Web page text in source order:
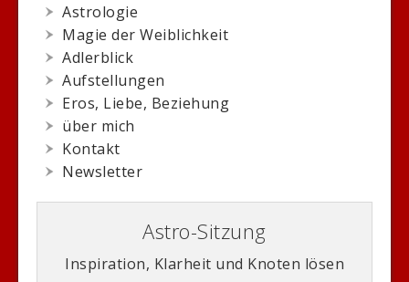
Astrologie
Magie der Weiblichkeit
Adlerblick
Aufstellungen
Eros, Liebe, Beziehung
über mich
Kontakt
Newsletter
Astro-Sitzung
Inspiration, Klarheit und Knoten lösen